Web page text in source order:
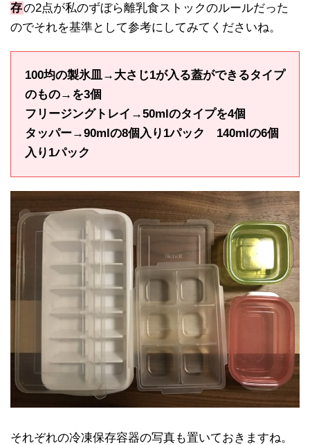
存の2点が私のずぼら離乳食ストックのルールだった
のでそれを基準として参考にしてみてくださいね。
100均の製氷皿→大さじ1が入る蓋ができるタイプ
のもの→を3個
フリージングトレイ→50mlのタイプを4個
タッパー→90mlの8個入り1パック 140mlの6個
入り1パック
それぞれの冷凍保存容器の写真も置いておきますね。